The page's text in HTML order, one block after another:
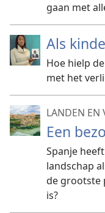
gaan met
Als
Hoe hielp
met het
LANDEN EN
Een
Spanje
landschap
de grootste
is?